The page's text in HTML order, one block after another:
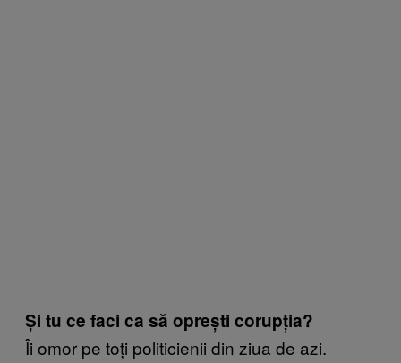
Și tu ce faci ca să oprești corupția?
Îi omor pe toți politicienii din ziua de azi.